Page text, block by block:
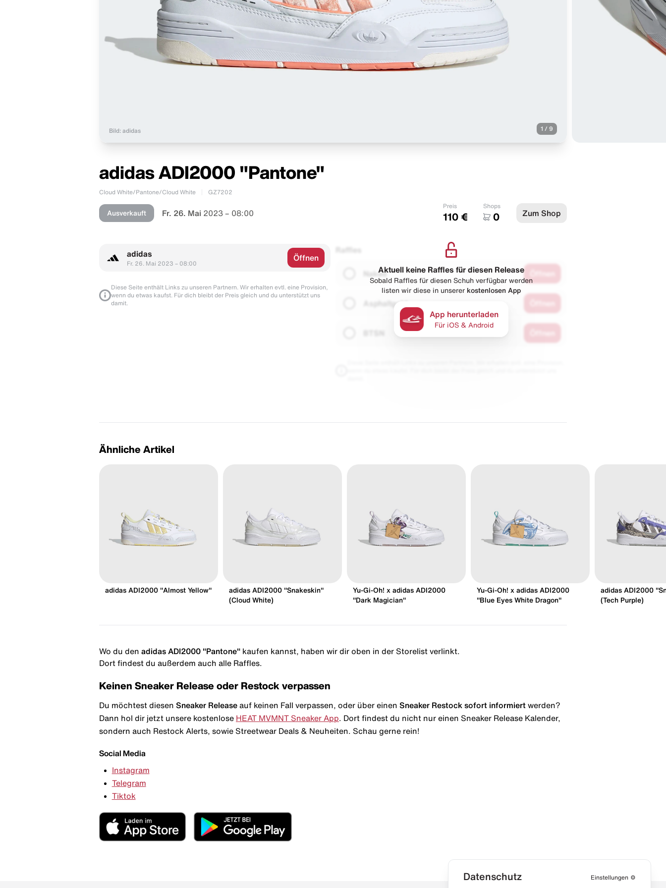
Bild: adidas 1 / 9
adidas ADI2000 "Pantone"
Cloud White/Pantone/Cloud White GZ7202
Ausverkauft Fr. 26. Mai 2023 – 08:00
Preis
110 €
Shops
0 Zum Shop
adidas
Fr. 26. Mai 2023 – 08:00
Öffnen
Diese Seite enthält Links zu unseren Partnern. Wir erhalten evtl. eine Provision,
wenn du etwas kaufst. Für dich bleibt der Preis gleich und du unterstützt uns
damit.
Raffles
Naked
Asphaltgold
Aktuell keine Raffles für diesen Release
Sobald Raffles für diesen Schuh verfügbar werden
listen wir diese in unserer kostenlosen App
App herunterladen
Für iOS & Android
Ähnliche Artikel
adidas ADI2000 "Almost Yellow"
adidas ADI2000 "Snakeskin"
(Cloud White)
Yu-Gi-Oh! x adidas ADI2000
"Dark Magician"
Yu-Gi-Oh! x adidas ADI2000
"Blue Eyes White Dragon"
adidas ADI2000
(Tech Purple)
Wo du den adidas ADI2000 "Pantone" kaufen kannst, haben wir dir oben in der Storelist verlinkt.
Dort findest du außerdem auch alle Raffles.
Keinen Sneaker Release oder Restock verpassen
Du möchtest diesen Sneaker Release auf keinen Fall verpassen, oder über einen Sneaker Restock sofort informiert werden?
Dann hol dir jetzt unsere kostenlose HEAT MVMNT Sneaker App . Dort findest du nicht nur einen Sneaker Release Kalender,
sondern auch Restock Alerts, sowie Streetwear Deals & Neuheiten. Schau gerne rein!
Social Media
Instagram
Telegram
Tiktok
Datenschutz Einstellungen ⚙️